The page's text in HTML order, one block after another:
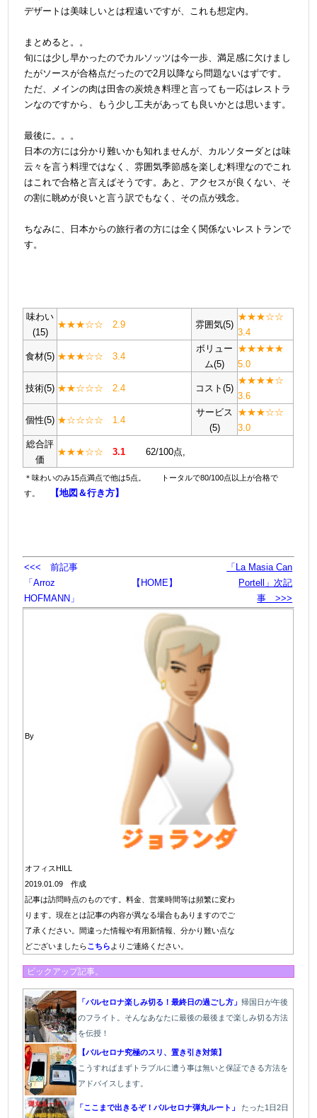
デザートは美味しいとは程遠いですが、これも想定内。
まとめると。。
旬には少し早かったのでカルソッツは今一歩、満足感に欠けまし
たがソースが合格点だったので2月以降なら問題ないはずです。
ただ、メインの肉は田舎の炭焼き料理と言っても一応はレストラ
ンなのですから、もう少し工夫があっても良いかとは思います。
最後に。。。
日本の方には分かり難いかも知れませんが、カルソターダとは味
云々を言う料理ではなく、雰囲気季節感を楽しむ料理なのでこれ
はこれで合格と言えばそうです。あと、アクセスが良くない、そ
の割に眺めが良いと言う訳でもなく、その点が残念。
ちなみに、日本からの旅行者の方には全く関係ないレストランで
す。
味わい
(15)
★★★☆☆ 2.9 雰囲気(5)
★★★☆☆
3.4
食材(5) ★★★☆☆ 3.4
ボリュー
ム(5)
★★★★★
5.0
技術(5) ★★☆☆☆ 2.4 コスト(5)
★★★★☆
3.6
個性(5) ★☆☆☆☆ 1.4
サービス
(5)
★★★☆☆
3.0
総合評
価
★★★☆☆3.1 62/100点,
＊味わいのみ15点満点で他は5点。 トータルで80/100点以上が合格で
す。
【地図＆行き方】
<<< 前記事
「Arroz
HOFMANN」
【HOME】
「La Masia Can
Portell」次記
事 >>>
By
オフィスHILL
2019.01.09 作成
記事は訪問時点のものです。料金、営業時間等は頻繁に変わ
ります。現在とは記事の内容が異なる場合もありますのでご
了承ください。間違った情報や有用新情報、分かり難い点な
どございましたらこちら よりご連絡ください。
ピックアップ記事。
「バルセロナ楽しみ切る！最終日の過ごし方」帰国日が午後
のフライト。そんなあなたに最後の最後まで楽しみ切る方法
を伝授！
【バルセロナ究極のスリ、置き引き対策】
こうすればまずトラブルに遭う事は無いと保証できる方法を
アドバイスします。
「ここまで出きるぞ！バルセロナ弾丸ルート」 たった1 日2日